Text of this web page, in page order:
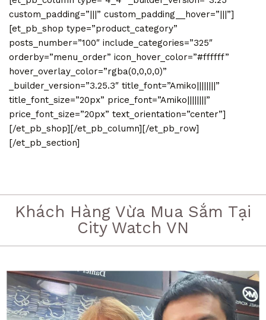
custom_padding=”|||” custom_padding__hover=”|||”]
[et_pb_shop type=”product_category”
posts_number=”100″ include_categories=”325″
orderby=”menu_order” icon_hover_color=”#ffffff”
hover_overlay_color=”rgba(0,0,0,0)”
_builder_version=”3.25.3″ title_font=”Amiko||||||||”
title_font_size=”20px” price_font=”Amiko||||||||”
price_font_size=”20px” text_orientation=”center”]
[/et_pb_shop][/et_pb_column][/et_pb_row]
[/et_pb_section]
Khách Hàng Vừa Mua Sắm Tại
City Watch VN